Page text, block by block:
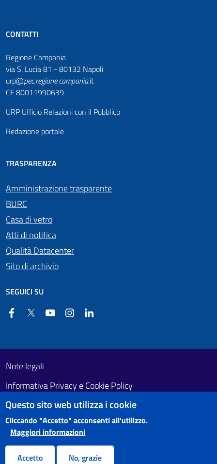
CONTATTI
Regione Campania
via S. Lucia 81 - 80132 Napoli
urp@pec.regione.campania.it
CF 80011990639
URP Ufficio Relazioni con il Pubblico
Redazione portale
TRASPARENZA
Amministrazione trasparente
BURC
Casa di vetro
Atti di notifica
Qualità Datacenter
Sito di archivio
SEGUICI SU
FacebookTwitter YouTube Instagram
Footer First
Useful links section
Note legali
Informativa Privacy e Cookie Policy
Obiettivi di accessibilità
Questo sito web utilizza i cookie
Cliccando "Accetto" acconsenti all'utilizzo.
Maggiori informazioni
Accetto No, grazie